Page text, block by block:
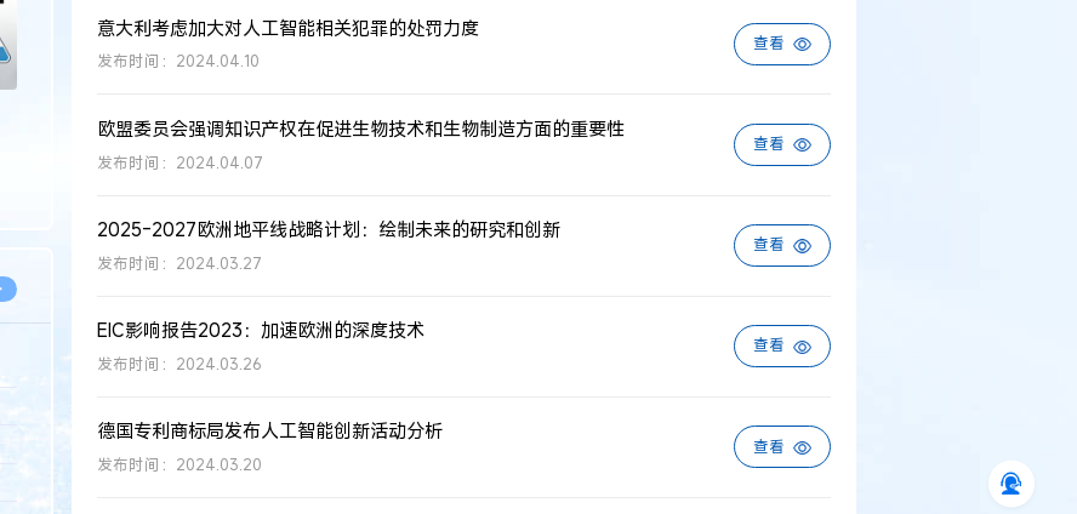
意大利考虑加大对人工智能相关犯罪的处罚力度
发布时间：2024.04.10
查看
欧盟委员会强调知识产权在促进生物技术和生物制造方面的重要性
发布时间：2024.04.07
查看
2025-2027欧洲地平线战略计划：绘制未来的研究和创新
发布时间：2024.03.27
查看
EIC影响报告2023：加速欧洲的深度技术
发布时间：2024.03.26
查看
德国专利商标局发布人工智能创新活动分析
发布时间：2024.03.20
查看